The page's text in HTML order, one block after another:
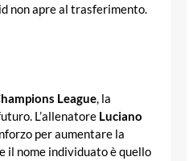
non apre al trasferimento.
League, la
L’allenatore Luciano
per aumentare la
il nome individuato è quello